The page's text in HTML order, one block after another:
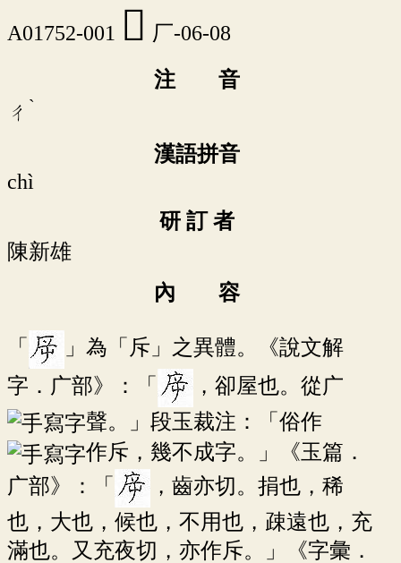
A01752-001 𠩋 厂-06-08
注 音
ㄔ ˋ
漢語拼音
chì
研 訂 者
陳新雄
內 容
「
」為「斥」之異體。《說文解
字．广部》：「
，卻屋也。從广
聲。」段玉裁注：「俗作
作斥，幾不成字。」《玉篇．
广部》：「
，齒亦切。捐也，稀
也，大也，候也，不用也，疎遠也，充
滿也。又充夜切，亦作斥。」《字彙．